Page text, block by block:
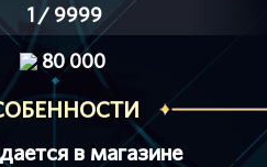
1 / 9999
80 000
в магазине